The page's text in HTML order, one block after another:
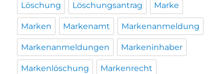
Löschung Löschungsantrag Marke
Marken Markenamt Markenanmeldung
Markenanmeldungen Markeninhaber
Markenlöschung Markenrecht